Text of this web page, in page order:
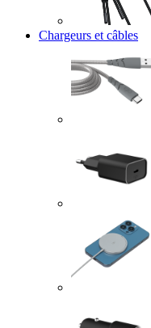
Chargeurs et câbles